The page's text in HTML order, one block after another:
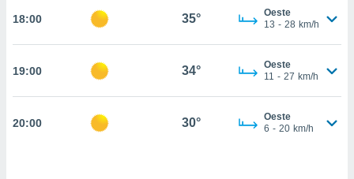
nos
en
perfil
y
18:00 35°
Oeste
13 - 28 km/h
19:00 34°
Oeste
11 - 27 km/h
20:00 30°
Oeste
6 - 20 km/h